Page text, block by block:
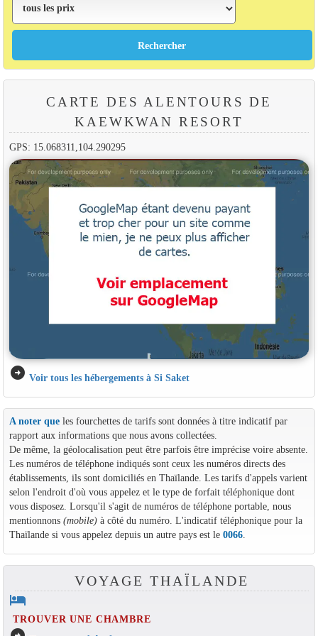
CARTE DES ALENTOURS DE
KAEWKWAN RESORT
GPS: 15.068311,104.290295
arrow_circle_right Voir tous les hébergements à Si Saket
A noter queles fourchettes de tarifs sont données à titre indicatif par
rapport aux informations que nous avons collectées.
De même, la géolocalisation peut être parfois être imprécise voire absente.
Les numéros de téléphone indiqués sont ceux les numéros directs des
établissements, ils sont domiciliés en Thaïlande. Les tarifs d'appels varient
selon l'endroit d'où vous appelez et le type de forfait téléphonique dont
vous disposez. Lorsqu'il s'agit de numéros de téléphone portable, nous
mentionnons (mobile)à côté du numéro. L'indicatif téléphonique pour la
Thaïlande si vous appelez depuis un autre pays est le 0066.
VOYAGE THAÏLANDE
hotel
TROUVER UNE CHAMBRE